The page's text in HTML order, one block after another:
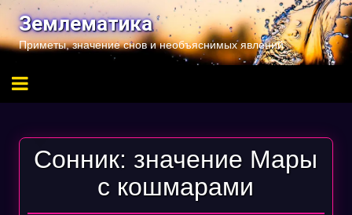
Перейти
содержимому
Землематика
Приметы, значение снов и необъяснимых явлений
Сонник: значение Мары
с кошмарами